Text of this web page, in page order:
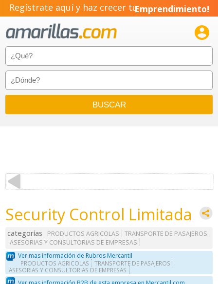
Regístrate aquí y haz crecer tuEmprendimiento!

Security Control Limitada
categorías PRODUCTOS AGRICOLAS
TRANSPORTE DE PASAJEROS
ASESORIAS Y CONSULTORIAS DE EMPRESAS
Ver mas información de Rubros Mercantil
PRODUCTOS AGRICOLAS
TRANSPORTE DE PASAJEROS
ASESORIAS Y CONSULTORIAS DE EMPRESAS